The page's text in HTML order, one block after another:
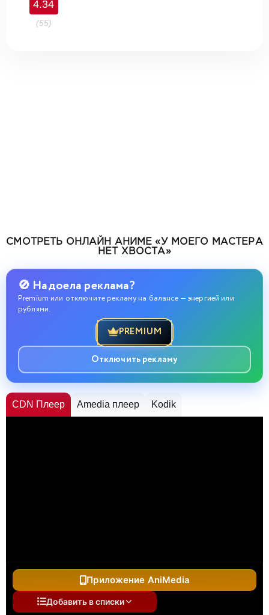
4.34
(55)
СМОТРЕТЬ ОНЛАЙН АНИМЕ «У МОЕГО МАСТЕРА
НЕТ ХВОСТА»
🚫 Надоела реклама?
Premium или отключите рекламу на балансе — энергией или
рублями.
PREMIUM
Отключить рекламу
CDN Плеер Amedia плеер Kodik
Приложение AniMedia
Добавить в списки